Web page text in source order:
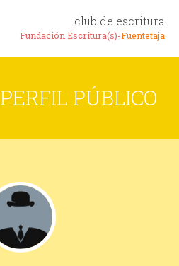
club de escritura
Fundación Escritura(s)-Fuentetaja
PERFIL PÚBLICO